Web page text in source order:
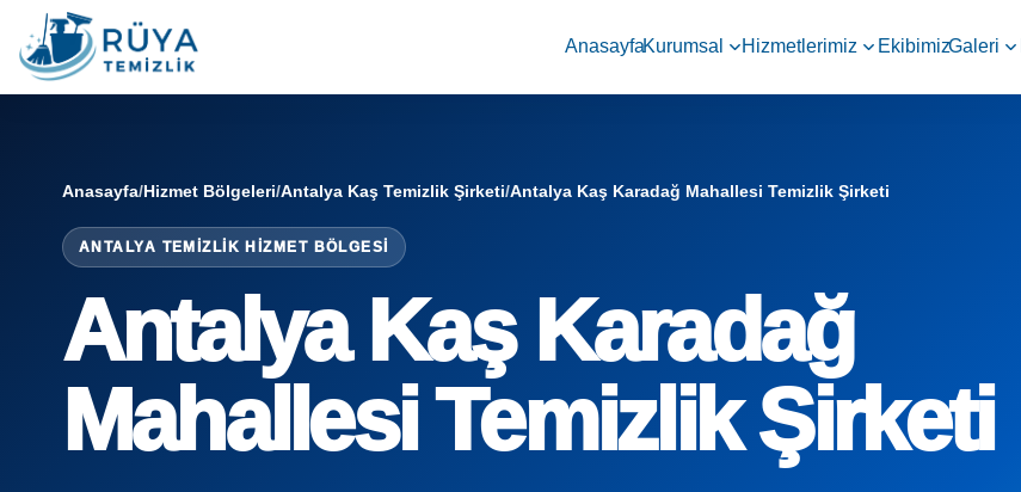
AnasayfaKurumsal Hizmetlerimiz EkibimizGaleri
Anasayfa/Hizmet Bölgeleri/Antalya Kaş Temizlik Şirketi/Antalya Kaş Karadağ Mahallesi Temizlik Şirketi
ANTALYA TEMIZLIK HIZMET BÖLGESI
Antalya Kaş Karadağ
Mahallesi Temizlik Şirketi